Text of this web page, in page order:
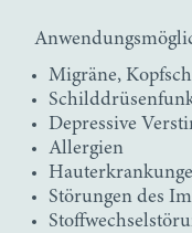
Migräne,
Depressive
Allergien
Störungen des